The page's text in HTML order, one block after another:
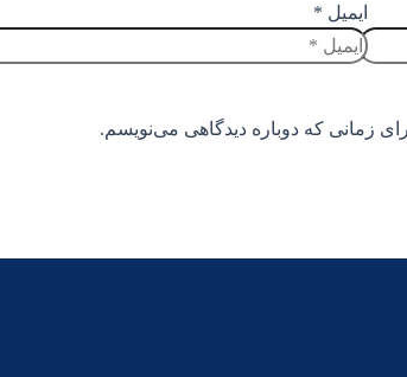
ایمیل *
زمانی که دوباره دیدگاهی می‌نویسم.